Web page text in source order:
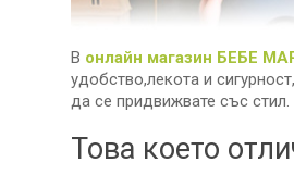
В онлайн магазин БЕБЕ
удобство,лекота и
да се придвижвате със стил.
Това което